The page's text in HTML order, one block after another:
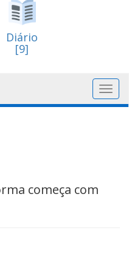
Diário
[9]
começa com